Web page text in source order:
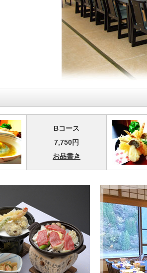
Bコース
7,750円
お品書き